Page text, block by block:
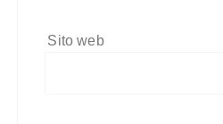
Sito web